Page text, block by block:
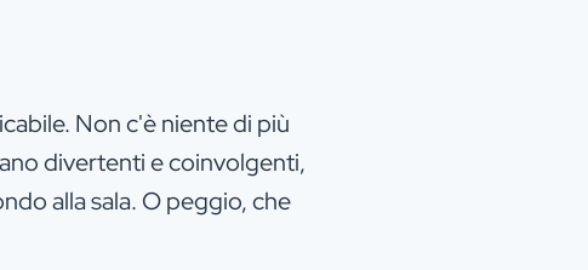
Non c'è niente di più
divertenti e coinvolgenti,
alla sala. O peggio, che